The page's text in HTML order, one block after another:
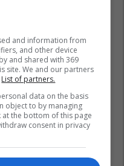
and information from
and other device
and shared with 369
site. We and our partners
List of partners.
data on the basis
object to by managing
the bottom of this page
consent in privacy